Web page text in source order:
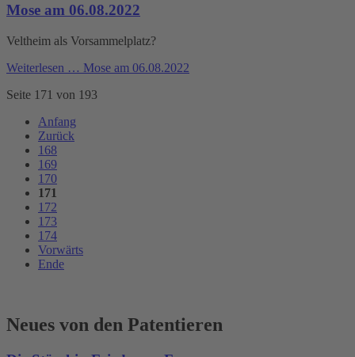
Mose am 06.08.2022
Veltheim als Vorsammelplatz?
Weiterlesen … Mose am 06.08.2022
Seite 171 von 193
Anfang
Zurück
168
169
170
171
172
173
174
Vorwärts
Ende
Neues von den Patentieren